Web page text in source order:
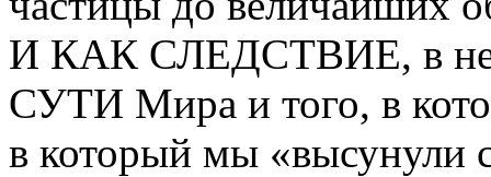
И КАК СЛЕДСТВИЕ, в
СУТИ Мира и того, в
в который мы «высунули